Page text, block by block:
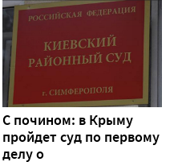
С почином: в Крыму
пройдет суд по первому
делу о